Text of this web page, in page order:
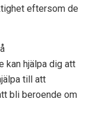
eftersom de
kan hjälpa dig att
till att
bli beroende om